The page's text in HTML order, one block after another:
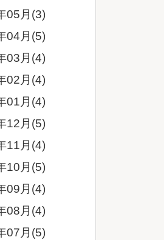
05月(3)
04月(5)
03月(4)
02月(4)
01月(4)
12月(5)
11月(4)
10月(5)
09月(4)
08月(4)
07月(5)